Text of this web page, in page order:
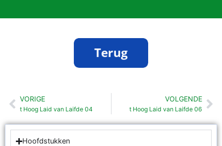
Vorige
VORIGE
t Hoog Laid van Laifde 04
VOLGENDE
t Hoog Laid van Laifde 06
Hoofdstukken